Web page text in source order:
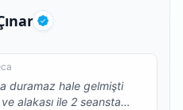
Doğrulanmış
duramaz hale gelmişti
alakası ile 2 seansta